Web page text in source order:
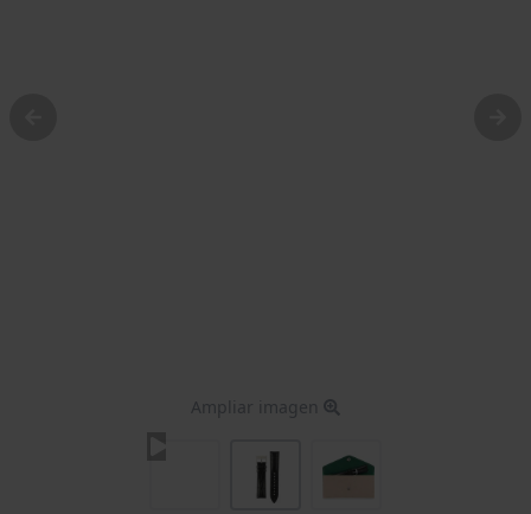
Ampliar imagen